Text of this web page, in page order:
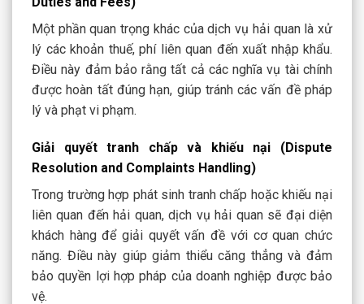
Một phần quan trọng khác của dịch vụ hải quan là xử
lý các khoản thuế, phí liên quan đến xuất nhập khẩu.
Điều này đảm bảo rằng tất cả các nghĩa vụ tài chính
được hoàn tất đúng hạn, giúp tránh các vấn đề pháp
lý và phạt vi phạm.
Giải quyết tranh chấp và khiếu nại (Dispute
Resolution and Complaints Handling)
Trong trường hợp phát sinh tranh chấp hoặc khiếu nại
liên quan đến hải quan, dịch vụ hải quan sẽ đại diện
khách hàng để giải quyết vấn đề với cơ quan chức
năng. Điều này giúp giảm thiểu căng thẳng và đảm
bảo quyền lợi hợp pháp của doanh nghiệp được bảo
vệ.